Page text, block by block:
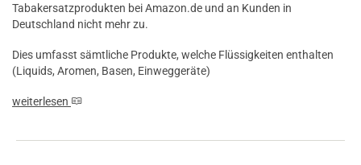
Tabakersatzprodukten bei Amazon.de und an Kunden in
Deutschland nicht mehr zu.
Dies umfasst sämtliche Produkte, welche Flüssigkeiten enthalten
(Liquids, Aromen, Basen, Einweggeräte)
weiterlesen